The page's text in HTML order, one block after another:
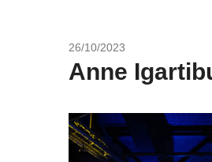
26/10/2023
Anne